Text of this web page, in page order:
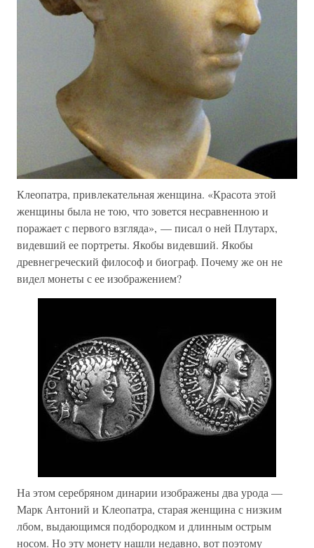
Клеопатра, привлекательная женщина. «Красота этой
женщины была не тою, что зовется несравненною и
поражает с первого взгляда», — писал о ней Плутарх,
видевший ее портреты. Якобы видевший. Якобы
древнегреческий философ и биограф. Почему же он не
видел монеты с ее изображением?
На этом серебряном динарии изображены два урода —
Марк Антоний и Клеопатра, старая женщина с низким
лбом, выдающимся подбородком и длинным острым
носом. Но эту монету нашли недавно, вот поэтому